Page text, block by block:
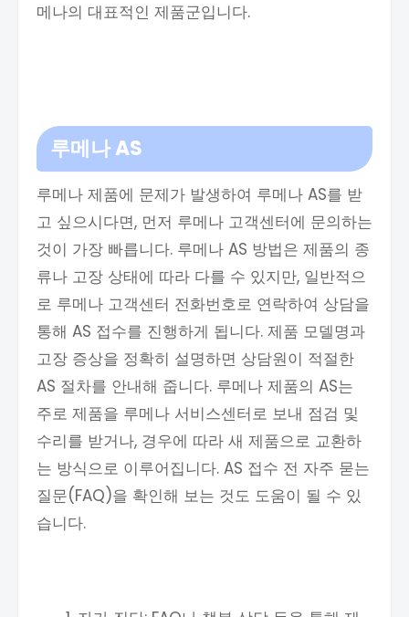
메나의 대표적인 제품군입니다.
루메나 AS
루메나 제품에 문제가 발생하여 루메나 AS를 받
고 싶으시다면, 먼저 루메나 고객센터에 문의하는
것이 가장 빠릅니다. 루메나 AS 방법은 제품의 종
류나 고장 상태에 따라 다를 수 있지만, 일반적으
로 루메나 고객센터 전화번호로 연락하여 상담을
통해 AS 접수를 진행하게 됩니다. 제품 모델명과
고장 증상을 정확히 설명하면 상담원이 적절한
AS 절차를 안내해 줍니다. 루메나 제품의 AS는
주로 제품을 루메나 서비스센터로 보내 점검 및
수리를 받거나, 경우에 따라 새 제품으로 교환하
는 방식으로 이루어집니다. AS 접수 전 자주 묻는
질문(FAQ)을 확인해 보는 것도 도움이 될 수 있
습니다.